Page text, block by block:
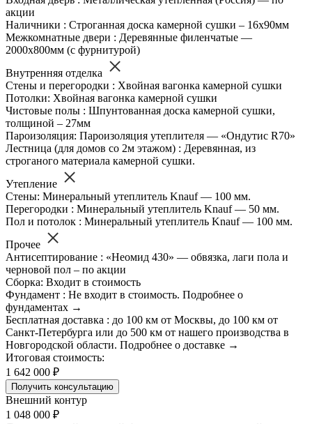
акции
Наличники : Строганная доска камерной сушки – 16х90мм
Межкомнатные двери : Деревянные филенчатые —
2000х800мм (с фурнитурой)
Внутренняя отделка
Стены и перегородки : Хвойная вагонка камерной сушки
Потолки: Хвойная вагонка камерной сушки
Чистовые полы : Шпунтованная доска камерной сушки,
толщиной – 27мм
Пароизоляция: Пароизоляция утеплителя — «Ондутис R70»
Лестница (для домов со 2м этажом) : Деревянная, из
строганого материала камерной сушки.
Утепление
Стены: Минеральный утеплитель Knauf — 100 мм.
Перегородки : Минеральный утеплитель Knauf — 50 мм.
Пол и потолок : Минеральный утеплитель Knauf — 100 мм.
Прочее
Антисептирование : «Неомид 430» — обвязка, лаги пола и
черновой пол – по акции
Сборка: Входит в стоимость
Фундамент : Не входит в стоимость. Подробнее о
фундаментах →
Бесплатная доставка : до 100 км от Москвы, до 100 км от
Санкт-Петербурга или до 500 км от нашего производства в
Новгородской области. Подробнее о доставке →
Итоговая стоимость:
1 642 000 ₽
Получить консультацию
Внешний контур
1 048 000 ₽